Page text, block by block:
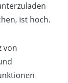
ist hoch.
von